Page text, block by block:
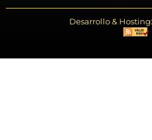
Desarrollo &